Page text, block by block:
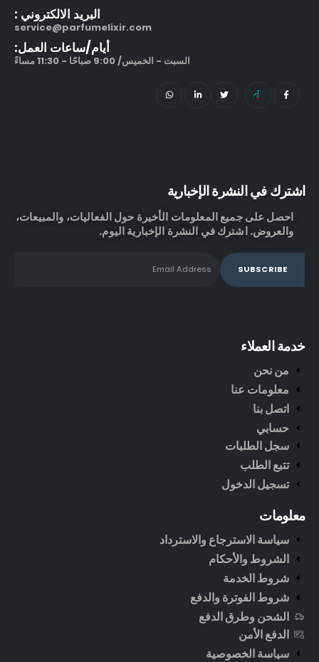
البريد الالكتروني :
service@parfumelixir.com
أيام/ساعات العمل:
السبت - الخميس/ 9:00 صباحًا - 11:30 مساءً
اشترك في النشرة الإخبارية
احصل على جميع المعلومات الأخيرة حول الفعاليات، والمبيعات،
والعروض. اشترك في النشرة الإخبارية اليوم.
خدمة العملاء
من نحن
معلومات عنا
اتصل بنا
حسابي
سجل الطلبات
تتبع الطلب
تسجيل الدخول
معلومات
سياسة الاسترجاع والاسترداد
الشروط والأحكام
شروط الخدمة
شروط الفوترة والدفع
الشحن وطرق الدفع
الدفع الأمن
سياسة الخصوصية